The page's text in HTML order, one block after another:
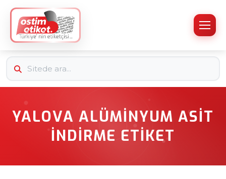
YALOVA ALÜMINYUM ASIT
İNDIRME ETIKET